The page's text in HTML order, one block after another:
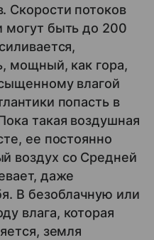
Скорости потоков
могут быть до 200
мощный, как гора,
влагой
попасть в
такая воздушная
ее постоянно
воздух со Средней
даже
В безоблачную или
влага, которая
земля